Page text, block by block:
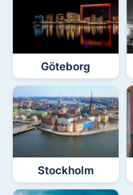
Göteborg
Stockholm